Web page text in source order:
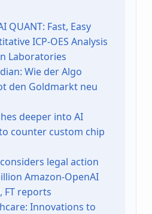
QUANT: Fast, Easy
ICP-OES Analysis
Laboratories
Wie der Algo
den Goldmarkt neu
deeper into AI
counter custom chip
legal action
Amazon-OpenAI
FT reports
Innovations to